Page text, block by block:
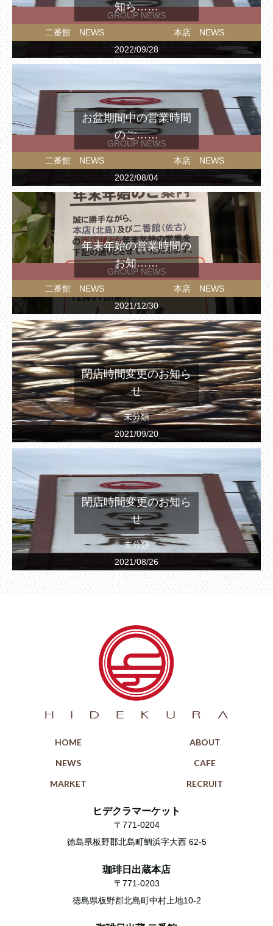
GROUP NEWS
二番館 NEWS
本店 NEWS
2022/09/28
知ら……
GROUP NEWS
二番館 NEWS
本店 NEWS
2022/08/04
お盆期間中の営業時間
のご……
GROUP NEWS
二番館 NEWS
本店 NEWS
2021/12/30
年末年始の営業時間の
お知……
未分類
2021/09/20
閉店時間変更のお知ら
せ
未分類
2021/08/26
閉店時間変更のお知ら
せ
HOME
ABOUT
NEWS
CAFE
MARKET
RECRUIT
ヒデクラマーケット
〒771-0204
徳島県板野郡北島町鯛浜字大西 62-5
珈琲日出蔵本店
〒771-0203
徳島県板野郡北島町中村上地10-2